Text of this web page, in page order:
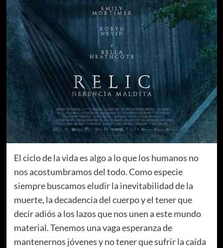
El ciclo de la vida es algo a lo que los humanos no
nos acostumbramos del todo. Como especie
siempre buscamos eludir la inevitabilidad de la
muerte, la decadencia del cuerpo y el tener que
decir adiós a los lazos que nos unen a este mundo
material. Tenemos una vaga esperanza de
mantenernos jóvenes y no tener que sufrir la caída